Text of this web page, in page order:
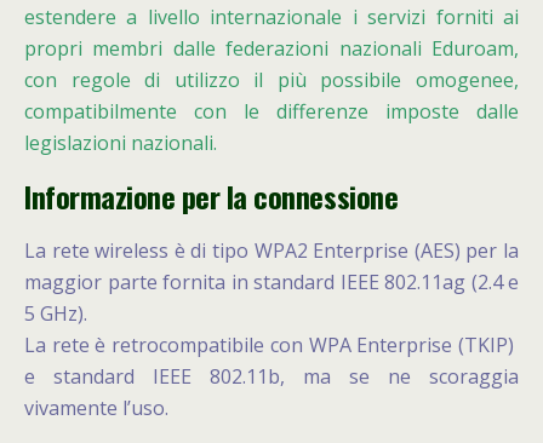
estendere a livello internazionale i servizi forniti ai
propri membri dalle federazioni nazionali Eduroam,
con regole di utilizzo il più possibile omogenee,
compatibilmente con le differenze imposte dalle
legislazioni nazionali.
Informazione per la connessione
La rete wireless è di tipo WPA2 Enterprise (AES) per la
maggior parte fornita in standard IEEE 802.11ag (2.4 e
5 GHz).
La rete è retrocompatibile con WPA Enterprise (TKIP)
e standard IEEE 802.11b, ma se ne scoraggia
vivamente l’uso.